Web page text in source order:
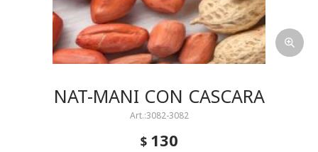
NAT-MANI CON CASCARA
3082-3082
$ 130